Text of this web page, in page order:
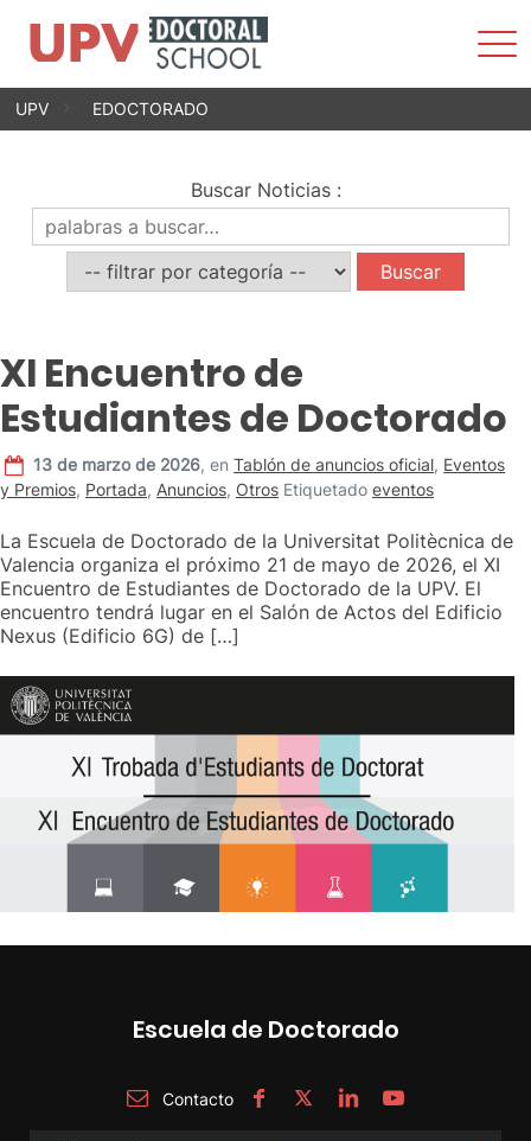
Saltar
UPV EDOCTORADO
Buscar Noticias:
XI Encuentro de
Estudiantes de Doctorado
13 de marzo de 2026,enTablón de anuncios oficial, Eventos
y Premios, Portada, Anuncios, Otros Etiquetado eventos
La Escuela de Doctorado de la Universitat Politècnica de
Valencia organiza el próximo 21 de mayo de 2026, el XI
Encuentro de Estudiantes de Doctorado de la UPV. El
encuentro tendrá lugar en el Salón de Actos del Edificio
Nexus (Edificio 6G) de […]
Escuela de Doctorado
Contacto